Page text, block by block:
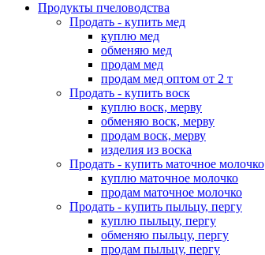
Продукты пчеловодства
Продать - купить мед
куплю мед
обменяю мед
продам мед
продам мед оптом от 2 т
Продать - купить воск
куплю воск, мерву
обменяю воск, мерву
продам воск, мерву
изделия из воска
Продать - купить маточное молочко
куплю маточное молочко
продам маточное молочко
Продать - купить пыльцу, пергу
куплю пыльцу, пергу
обменяю пыльцу, пергу
продам пыльцу, пергу